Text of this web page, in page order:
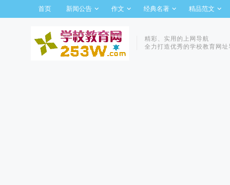
首页 新闻公告 作文 经典名著 精品范文
精彩、实用的上网导航
全力打造优秀的学校教育网址